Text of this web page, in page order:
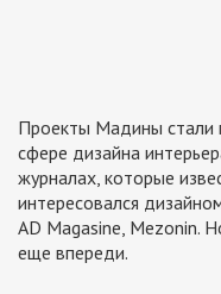
Проекты Мадины стали
сфере дизайна
журналах, которые
интересовался
AD Magasine, Mezonin.
еще впереди.